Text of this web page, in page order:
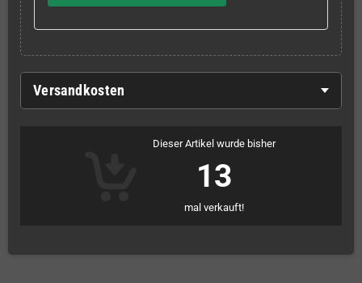
Versandkosten
Dieser Artikel wurde bisher
13
mal verkauft!